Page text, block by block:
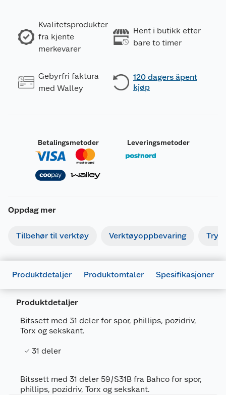
Kvalitetsprodukter
fra kjente
merkevarer
Hent i butikk etter
bare to timer
Gebyrfri faktura
med Walley
120 dagers åpent
kjøp
Betalingsmetoder Leveringsmetoder
Oppdag mer
Tilbehør til verktøy Verktøyoppbevaring
Produktdetaljer Produktomtaler Spesifikasjoner
Produktdetaljer
Bitssett med 31 deler for spor, phillips, pozidriv,
Torx og sekskant.
31 deler
Bitssett med 31 deler 59/S31B fra Bahco for spor,
phillips, pozidriv, Torx og sekskant.
Artikkelnummer
7314150325788
Bruttovekt
0.24 kg